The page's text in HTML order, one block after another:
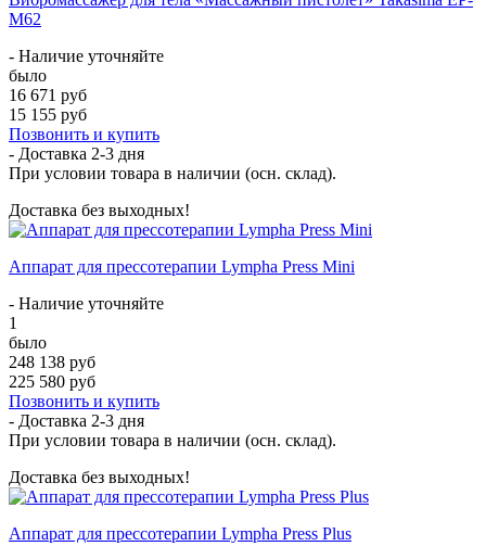
M62
- Наличие уточняйте
было
16 671 руб
15 155 руб
Позвонить и купить
- Доставка 2-3 дня
При условии товара в наличии (осн. склад).
Доставка без выходных!
Аппарат для прессотерапии Lympha Press Mini
- Наличие уточняйте
1
было
248 138 руб
225 580 руб
Позвонить и купить
- Доставка 2-3 дня
При условии товара в наличии (осн. склад).
Доставка без выходных!
Аппарат для прессотерапии Lympha Press Plus